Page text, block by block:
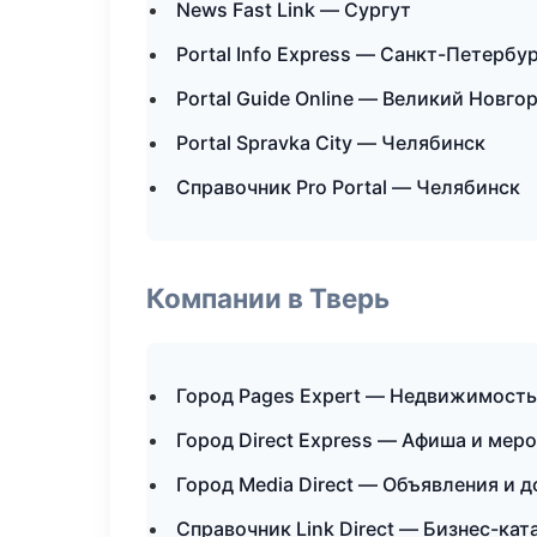
News Fast Link — Сургут
Portal Info Express — Санкт-
Portal Guide Online — Великий
Portal Spravka City — Челябинск
Справочник Pro Portal — Челябинск
Компании в Тверь
Город Pages Expert — Недвижимость
Город Direct Express — Афиша и
Город Media Direct — Объявления и
Справочник Link Direct — Бизнес-